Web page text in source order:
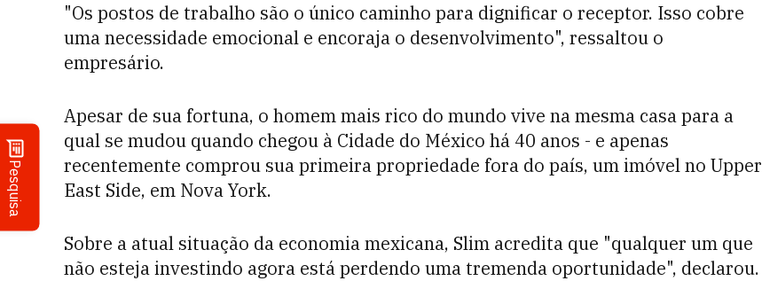
Pesquisa
"Os postos de trabalho são o único caminho para dignificar o receptor. Isso cobre
uma necessidade emocional e encoraja o desenvolvimento", ressaltou o
empresário.
Apesar de sua fortuna, o homem mais rico do mundo vive na mesma casa para a
qual se mudou quando chegou à Cidade do México há 40 anos - e apenas
recentemente comprou sua primeira propriedade fora do país, um imóvel no Upper
East Side, em Nova York.
Sobre a atual situação da economia mexicana, Slim acredita que "qualquer um que
não esteja investindo agora está perdendo uma tremenda oportunidade", declarou.